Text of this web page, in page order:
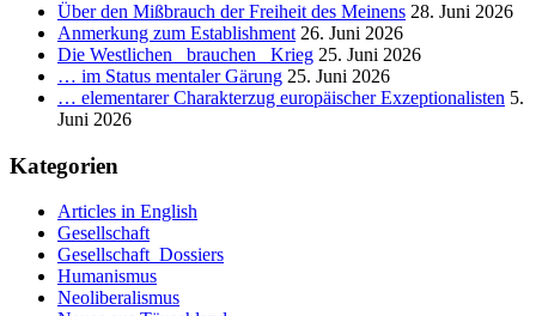
Über den Mißbrauch der Freiheit des Meinens 28. Juni 2026
Anmerkung zum Establishment 26. Juni 2026
Die Westlichen _brauchen_ Krieg 25. Juni 2026
… im Status mentaler Gärung 25. Juni 2026
… elementarer Charakterzug europäischer Exzeptionalisten 5.
Juni 2026
Kategorien
Articles in English
Gesellschaft
Gesellschaft_Dossiers
Humanismus
Neoliberalismus